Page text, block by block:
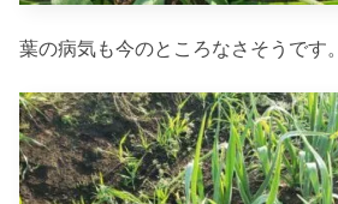
葉の病気も今のところなさそうです。